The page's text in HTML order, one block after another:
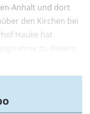
Anhalt und dort
den Kirchen bei
Hauke hat